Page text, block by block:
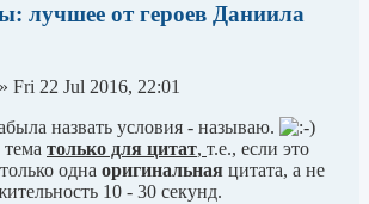
лучшее от героев Даниила
» Fri 22 Jul 2016, 22:01
назвать условия - называю.
только для цитат, т.е., если это
одна оригинальная цитата, а не
10 - 30 секунд.